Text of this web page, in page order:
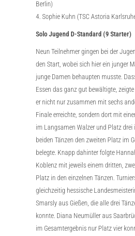
Berlin)
4. Sophie Kuhn (TSC Astoria
Solo Jugend D-Standard (9 Starter)
Neun Teilnehmer gingen bei der
den Start, wobei sich hier ein junger
junge Damen behaupten musste.
Essen das ganz gut bewältigte,
er nicht nur zusammen mit sechs
Finale erreichte, sondern dort mit
im Langsamen Walzer und Platz drei
beiden Tänzen den zweiten Platz im
belegte. Knapp dahinter folgte
Koblenz mit jeweils einem dritten,
Platz in den einzelnen Tänzen.
gleichzeitig hessische
Smarsly aus Gießen, die alle drei
konnte. Diana Neumüller aus
im Gesamtergebnis nur Platz vier